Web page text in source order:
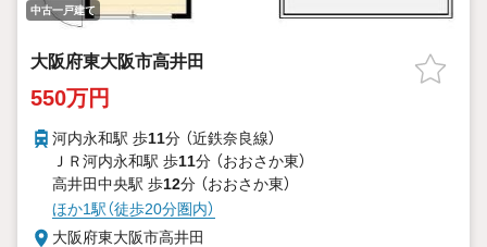
中古一戸建て
大阪府東大阪市高井田
550万円
河内永和駅 歩11分 （近鉄奈良線）
ＪＲ河内永和駅 歩11分 （おおさか東）
高井田中央駅 歩12分 （おおさか東）
ほか1駅（徒歩20分圏内）
大阪府東大阪市高井田